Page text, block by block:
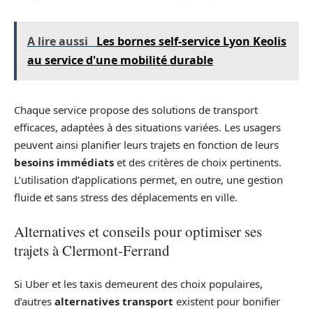
A lire aussi
Les bornes self-service Lyon Keolis
au service d'une mobilité durable
Chaque service propose des solutions de transport
efficaces, adaptées à des situations variées. Les usagers
peuvent ainsi planifier leurs trajets en fonction de leurs
besoins immédiats et des critères de choix pertinents.
L’utilisation d’applications permet, en outre, une gestion
fluide et sans stress des déplacements en ville.
Alternatives et conseils pour optimiser ses
trajets à Clermont-Ferrand
Si Uber et les taxis demeurent des choix populaires,
d’autres alternatives transport existent pour bonifier